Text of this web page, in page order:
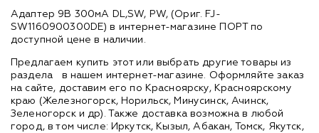
Адаптер 9В 300мА DL,SW, PW, (Ориг. FJ-
SW1160900300DE) в интернет-магазине ПОРТ по
доступной цене в наличии.
Предлагаем купить этот или выбрать другие товары из
раздела
в нашем интернет-магазине. Оформляйте заказ
на сайте, доставим его по Красноярску, Красноярскому
краю (Железногорск, Норильск, Минусинск, Ачинск,
Зеленогорск и др). Также доставка возможна в любой
город, в том числе: Иркутск, Кызыл, Абакан, Томск, Якутск,